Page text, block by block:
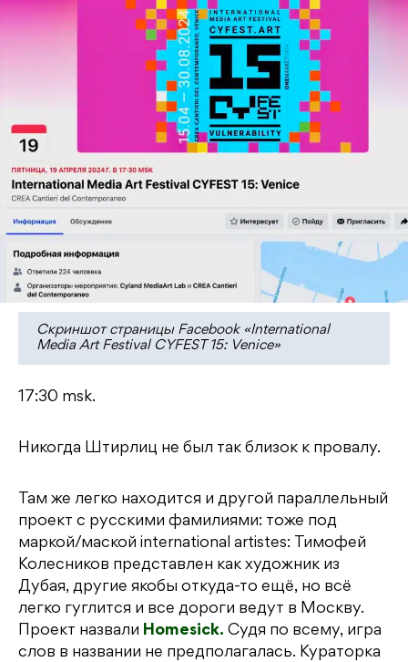
Cкриншот страницы Facebook «International
Media Art Festival CYFEST 15: Venice»
17:30 msk.
Никогда Штирлиц не был так близок к провалу.
Там же легко находится и другой параллельный
проект с русскими фамилиями: тоже под
маркой/маской international artistes: Тимофей
Колесников представлен как художник из
Дубая, другие якобы откуда-то ещё, но всё
легко гуглится и все дороги ведут в Москву.
Проект назвали Homesick. Судя по всему, игра
слов в названии не предполагалась. Кураторка